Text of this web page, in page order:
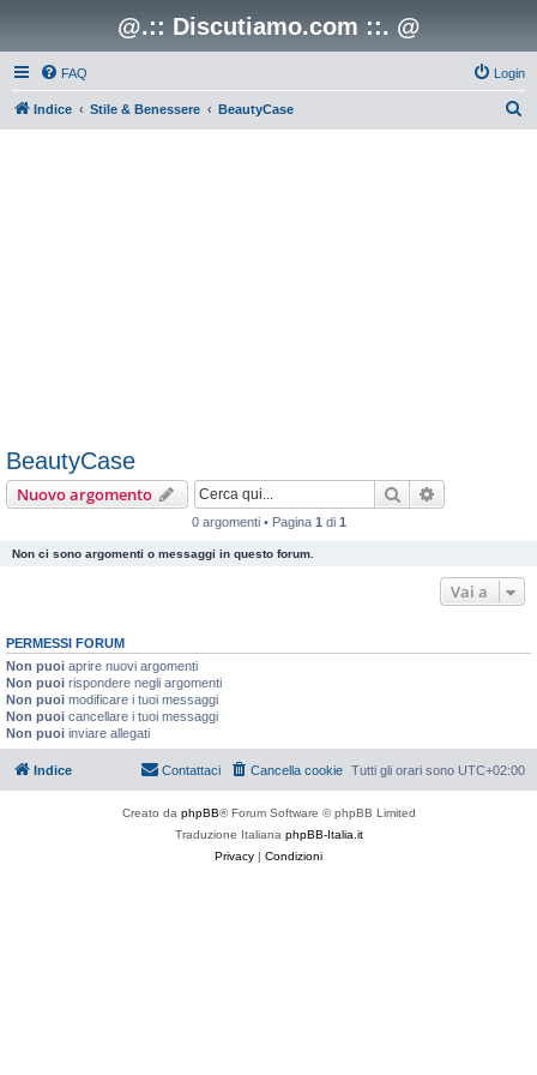
@.:: Discutiamo.com ::. @
FAQ Login
Indice Stile & Benessere BeautyCase
BeautyCase
Nuovo argomento Cerca
0 argomenti • Pagina 1 di 1
Non ci sono argomenti o messaggi in questo forum.
Vai a
PERMESSI FORUM
Non puoi aprire nuovi argomenti
Non puoi rispondere negli argomenti
Non puoi modificare i tuoi messaggi
Non puoi cancellare i tuoi messaggi
Non puoi inviare allegati
Indice Tutti gli orari sono UTC+02:00
Cancella cookie
Contattaci
Creato da phpBB® Forum Software © phpBB Limited
Traduzione Italiana phpBB-Italia.it
Privacy | Condizioni